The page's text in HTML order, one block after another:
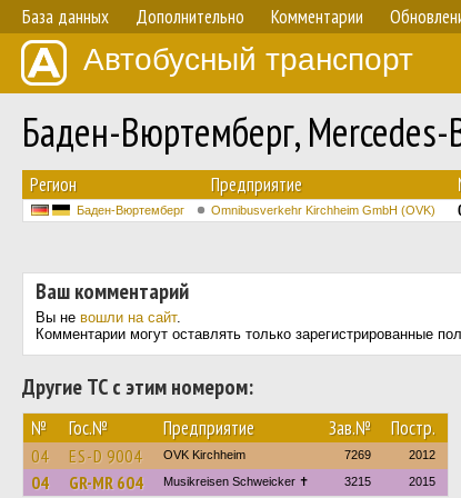
База данных Дополнительно Комментарии
Автобусный транспорт
Баден-Вюртемберг,
Регион Предприятие
Баден-Вюртемберг Omnibusverkehr Kirchheim GmbH (OVK)
Ваш комментарий
Вы не вошли на сайт.
Комментарии могут оставлять только зарегистрированные
Другие ТС с этим номером:
№ Гос.№ Предприятие Зав.№ Постр.
04 ES-D 9004 OVK Kirchheim 7269 2012
04 GR-MR 604 Musikreisen Schweicker ✝ 3215 2015